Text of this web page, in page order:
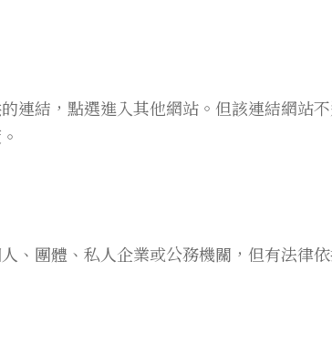
連結，點選進入其他網站。但該連結網站
、團體、私人企業或公務機關，但有法律